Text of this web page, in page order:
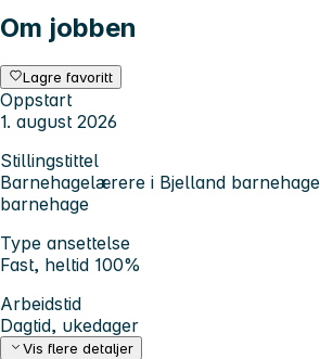
Om jobben
Lagre favoritt
Oppstart
1. august 2026
Stillingstittel
Barnehagelærere i Bjelland
barnehage
Type ansettelse
Fast, heltid 100%
Arbeidstid
Dagtid, ukedager
Vis flere detaljer